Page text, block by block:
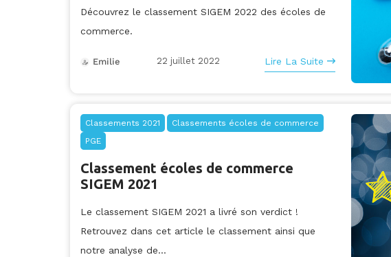
Découvrez le classement SIGEM 2022 des écoles de
commerce.
Emilie 22 juillet 2022 Lire La Suite
Classements 2021
Classements écoles de commerce
PGE
Classement écoles de commerce
SIGEM 2021
Le classement SIGEM 2021 a livré son verdict !
Retrouvez dans cet article le classement ainsi que
notre analyse de...